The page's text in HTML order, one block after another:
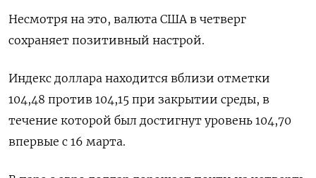
Несмотря на это, валюта США в четверг
сохраняет позитивный настрой.
Индекс доллара находится вблизи отметки
104,48 против 104,15 при закрытии среды, в
течение которой был достигнут уровень 104,70
впервые с 16 марта.